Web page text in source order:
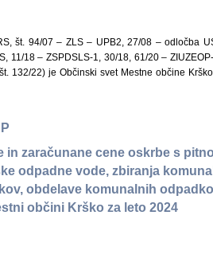
št. 94/07 – ZLS – UPB2, 27/08 – odločba
11/18 – ZSPDSLS-1, 30/18, 61/20 –
132/22) je Občinski svet Mestne občine
zaračunane cene oskrbe s
odpadne vode, zbiranja
obdelave komunalnih
občini Krško za leto 2024